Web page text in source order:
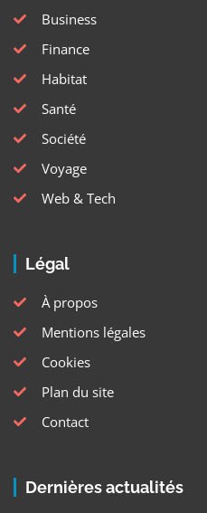
Business
Finance
Habitat
Santé
Société
Voyage
Web & Tech
Légal
À propos
Mentions légales
Cookies
Plan du site
Contact
Dernières actualités